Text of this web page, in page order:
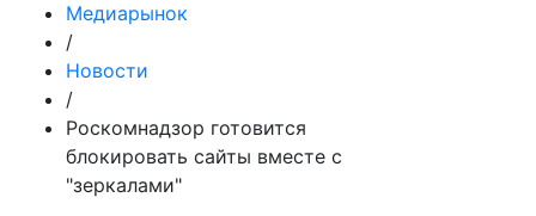
Медиарынок
/
Новости
/
Роскомнадзор готовится
блокировать сайты вместе с
"зеркалами"